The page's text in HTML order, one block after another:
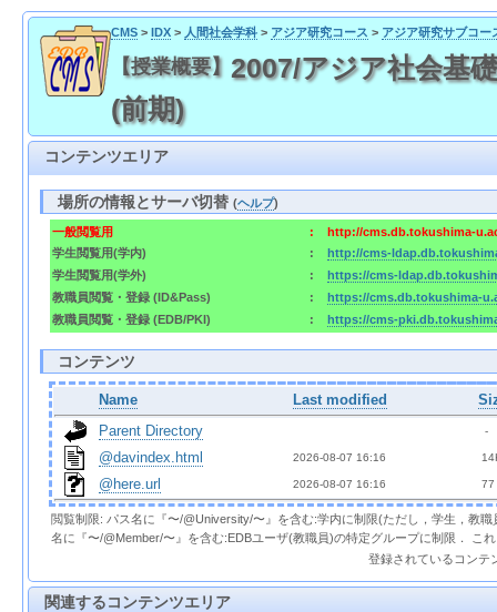
CMS> IDX> 人間社会学科> アジア研究コース > アジア研究サブコー
【授業概要】 2007/アジア社会基
(前期)
コンテンツエリア
場所の情報とサーバ切替(ヘルプ)
一般閲覧用 :
http://cms.db.tokushima-
学生閲覧用(学内)
:
http://cms-
学生閲覧用(学外)
:
https://cms-
教職員閲覧・登録 (ID&Pass)
:
https://cms.db.tokushima-
教職員閲覧・登録 (EDB/PKI)
: https://cms-
コンテンツ
Name Last modified
Parent Directory
  -
@davindex.html 2026-08-07 16:16
@here.url 2026-08-07 16:16 77
閲覧制限: パス名に『〜/@University/〜』を含む:学内に制限(ただし，学生，教
名に『〜/@Member/〜』を含む:EDBユーザ(教職員)の特定グループに制限． こ
登録されているコンテ
関連するコンテンツエリア